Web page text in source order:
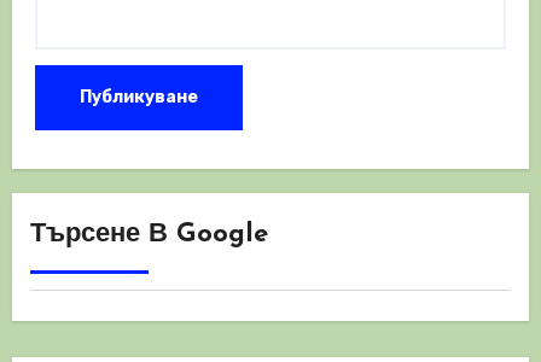
Търсене В Google